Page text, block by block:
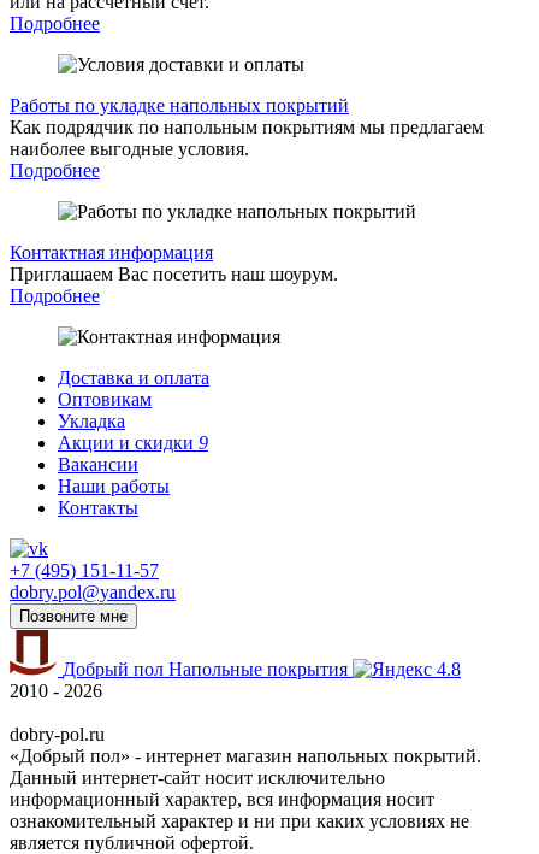
Подробнее
Работы по укладке напольных покрытий
Как подрядчик по напольным покрытиям мы предлагаем
наиболее выгодные условия.
Подробнее
Контактная информация
Приглашаем Вас посетить наш шоурум.
Подробнее
Доставка и оплата
Оптовикам
Укладка
Акции и скидки 9
Вакансии
Наши работы
Контакты
+7 (495) 151-11-57
dobry.pol@yandex.ru
Позвоните мне
Добрый пол Напольные покрытия
4.8
2010 - 2026
dobry-pol.ru
«Добрый пол» - интернет магазин напольных покрытий.
Данный интернет-сайт носит исключительно
информационный характер, вся информация носит
ознакомительный характер и ни при каких условиях не
является публичной офертой.